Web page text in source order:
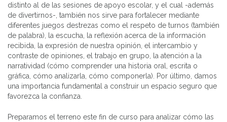
distinto al de las sesiones de apoyo escolar, y el cual -además
de divertirnos-, también nos sirve para fortalecer mediante
diferentes juegos destrezas como el respeto de turnos (también
de palabra), la escucha, la reflexión acerca de la información
recibida, la expresión de nuestra opinión, el intercambio y
contraste de opiniones, el trabajo en grupo, la atención a la
narratividad (cómo comprender una historia oral, escrita o
gráfica, cómo analizarla, cómo componerla). Por último, damos
una importancia fundamental a construir un espacio seguro que
favorezca la confianza.
Preparamos el terreno este fin de curso para analizar cómo las